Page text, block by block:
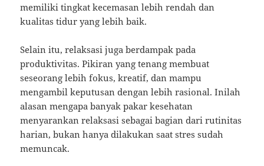
memiliki tingkat kecemasan lebih rendah dan
kualitas tidur yang lebih baik.
Selain itu, relaksasi juga berdampak pada
produktivitas. Pikiran yang tenang membuat
seseorang lebih fokus, kreatif, dan mampu
mengambil keputusan dengan lebih rasional. Inilah
alasan mengapa banyak pakar kesehatan
menyarankan relaksasi sebagai bagian dari rutinitas
harian, bukan hanya dilakukan saat stres sudah
memuncak.